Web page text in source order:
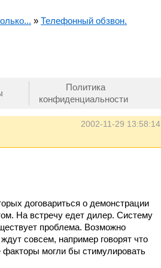
» Телефонный обзвон.
Политика
конфиденциальности
2002-11-29 13:58:14
договариться о демонстрации
На встречу едет дилер. Систему
проблема. Возможно
совсем, например говорят что
факторы могли бы стимулировать